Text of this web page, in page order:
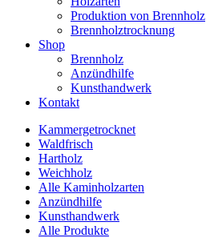
Produktion von Brennholz
Brennholztrocknung
Shop
Brennholz
Anzündhilfe
Kunsthandwerk
Kontakt
Kammergetrocknet
Waldfrisch
Hartholz
Weichholz
Alle Kaminholzarten
Anzündhilfe
Kunsthandwerk
Alle Produkte